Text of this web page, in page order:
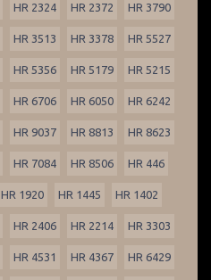
HR 2324 HR 2372 HR 3790
HR 3513 HR 3378 HR 5527
HR 5356 HR 5179 HR 5215
HR 6706 HR 6050 HR 6242
HR 9037 HR 8813 HR 8623
HR 7084 HR 8506 HR 446
HR 1920 HR 1445 HR 1402
HR 2406 HR 2214 HR 3303
HR 4531 HR 4367 HR 6429